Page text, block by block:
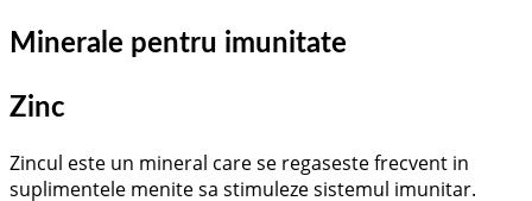
Minerale pentru imunitate
Zinc
Zincul este un mineral care se regaseste frecvent in
suplimentele menite sa stimuleze sistemul imunitar.